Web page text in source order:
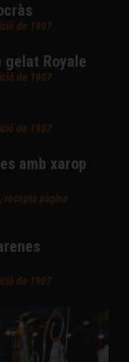
de 1907
Royale
de 1907
de 1907
amb xarop
recepta pàgina
de 1907